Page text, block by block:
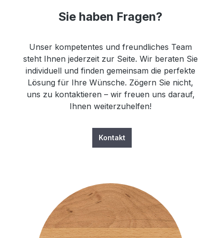
Sie haben Fragen?
Unser kompetentes und freundliches Team
steht Ihnen jederzeit zur Seite. Wir beraten Sie
individuell und finden gemeinsam die perfekte
Lösung für Ihre Wünsche. Zögern Sie nicht,
uns zu kontaktieren – wir freuen uns darauf,
Ihnen weiterzuhelfen!
Kontakt